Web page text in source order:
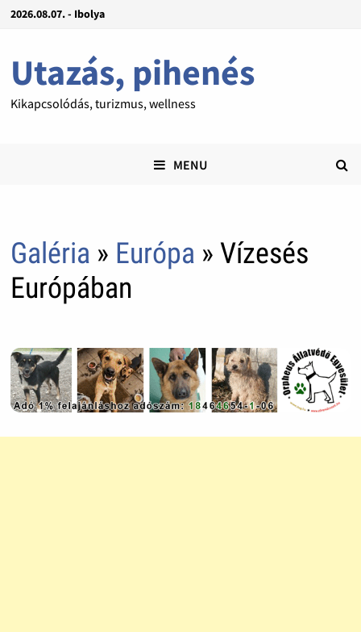
2026.08.07. - Ibolya
Utazás, pihenés
Kikapcsolódás, turizmus, wellness
MENU
Galéria » Európa » Vízesés
Európában